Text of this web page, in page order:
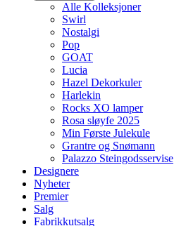
Alle Kolleksjoner
Swirl
Nostalgi
Pop
GOAT
Lucia
Hazel Dekorkuler
Harlekin
Rocks XO lamper
Rosa sløyfe 2025
Min Første Julekule
Grantre og Snømann
Palazzo Steingodsservise
Designere
Nyheter
Premier
Salg
Fabrikkutsalg